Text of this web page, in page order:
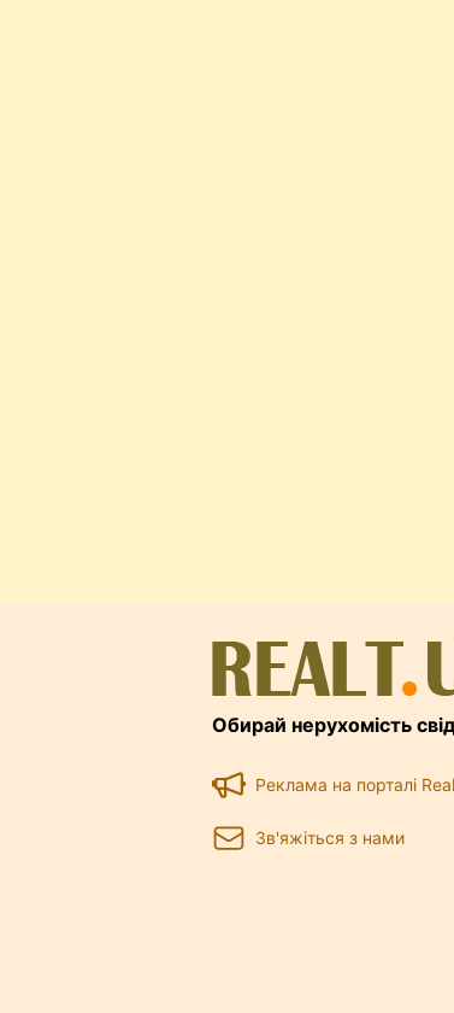
Обирай нерухомість
Реклама на порталі
Зв'яжіться з нами